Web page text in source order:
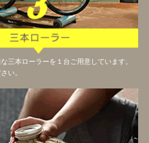
三本ローラーを１台ご用意しています。
い。